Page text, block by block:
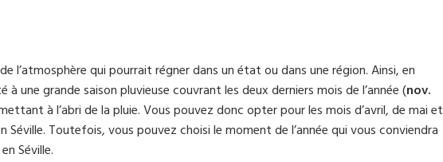
l’atmosphère qui pourrait régner dans un état ou dans une région. Ainsi, en
une grande saison pluvieuse couvrant les deux derniers mois de l’année (nov.
à l’abri de la pluie. Vous pouvez donc opter pour les mois d’avril, de mai et
Séville. Toutefois, vous pouvez choisi le moment de l’année qui vous conviendra
Séville.